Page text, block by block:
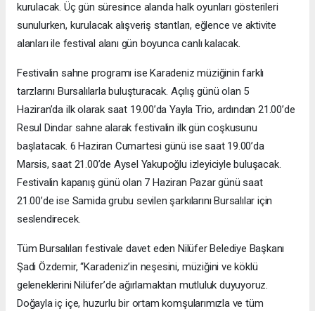
kurulacak. Üç gün süresince alanda halk oyunları gösterileri
sunulurken, kurulacak alışveriş stantları, eğlence ve aktivite
alanları ile festival alanı gün boyunca canlı kalacak.
Festivalin sahne programı ise Karadeniz müziğinin farklı
tarzlarını Bursalılarla buluşturacak. Açılış günü olan 5
Haziran’da ilk olarak saat 19.00’da Yayla Trio, ardından 21.00’de
Resul Dindar sahne alarak festivalin ilk gün coşkusunu
başlatacak. 6 Haziran Cumartesi günü ise saat 19.00’da
Marsis, saat 21.00’de Aysel Yakupoğlu izleyiciyle buluşacak.
Festivalin kapanış günü olan 7 Haziran Pazar günü saat
21.00’de ise Samida grubu sevilen şarkılarını Bursalılar için
seslendirecek.
Tüm Bursalıları festivale davet eden Nilüfer Belediye Başkanı
Şadi Özdemir, “Karadeniz’in neşesini, müziğini ve köklü
geleneklerini Nilüfer’de ağırlamaktan mutluluk duyuyoruz.
Doğayla iç içe, huzurlu bir ortam komşularımızla ve tüm